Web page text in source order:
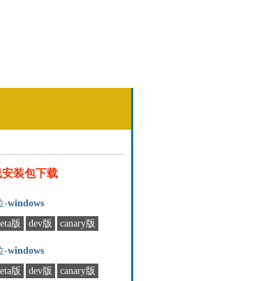
装包下载
-windows
版 dev版 canary版
-windows
版 dev版 canary版